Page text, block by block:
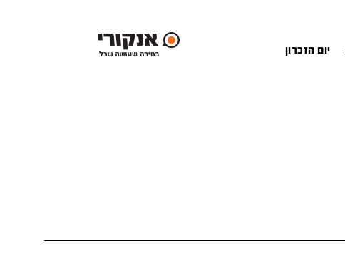
יום הזכרון